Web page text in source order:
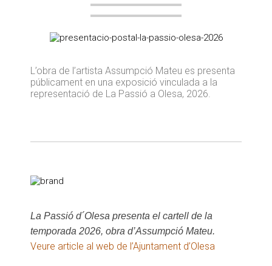
L’obra de l’artista Assumpció Mateu es presenta
públicament en una exposició vinculada a la
representació de La Passió a Olesa, 2026.
La Passió d´Olesa presenta el cartell de la
temporada 2026, obra d’Assumpció Mateu.
Veure article al web de l’Ajuntament d’Olesa